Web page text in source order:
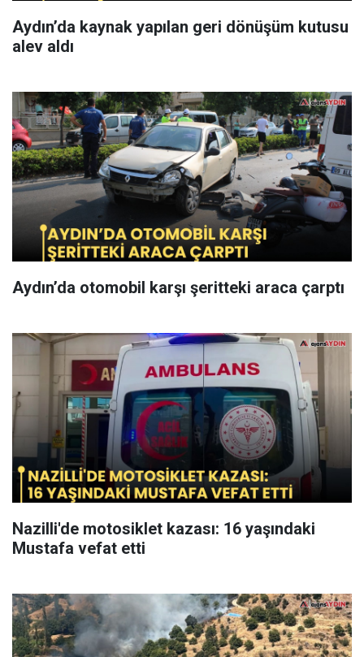
Aydın’da kaynak yapılan geri dönüşüm kutusu
alev aldı
Aydın’da otomobil karşı şeritteki araca çarptı
Nazilli'de motosiklet kazası: 16 yaşındaki
Mustafa vefat etti